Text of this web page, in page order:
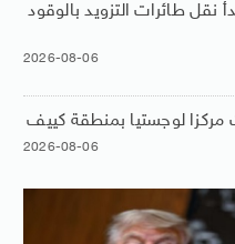
نقل طائرات التزويد بالوقود
2026-08-06
لوجستيا بمنطقة كييف
2026-08-06